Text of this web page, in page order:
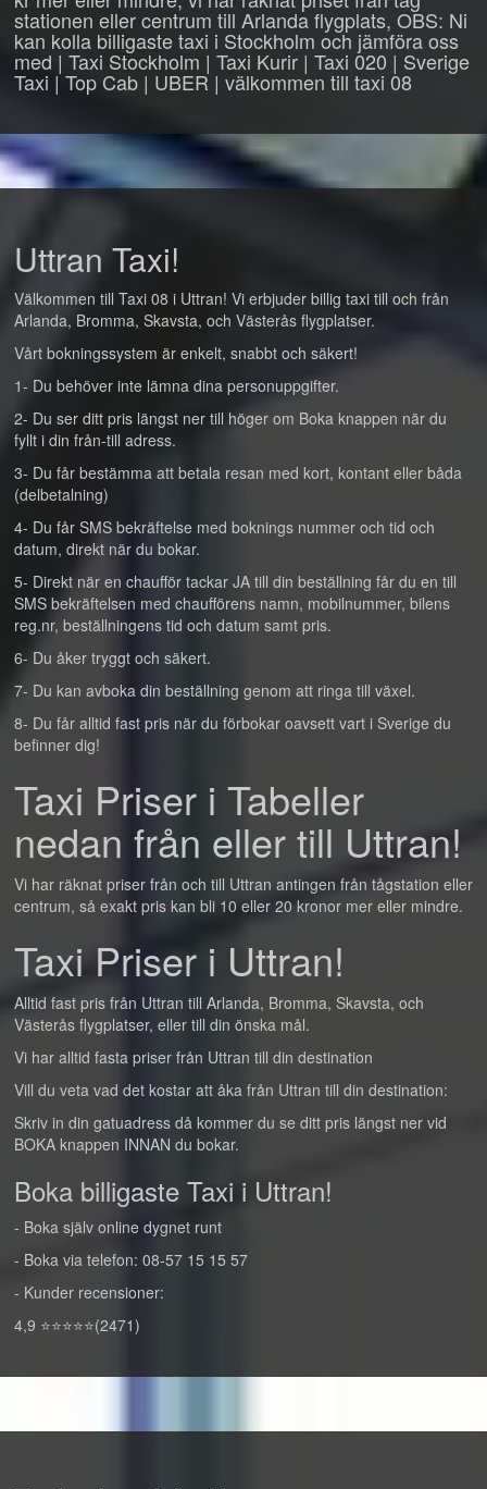
stationen eller centrum till Arlanda flygplats, OBS: Ni
kan kolla billigaste taxi i Stockholm och jämföra oss
med | Taxi Stockholm | Taxi Kurir | Taxi 020 | Sverige
Taxi | Top Cab | UBER | välkommen till taxi 08
Uttran Taxi!
Välkommen till Taxi 08 i Uttran! Vi erbjuder billig taxi till och från
Arlanda, Bromma, Skavsta, och Västerås flygplatser.
Vårt bokningssystem är enkelt, snabbt och säkert!
1- Du behöver inte lämna dina personuppgifter.
2- Du ser ditt pris längst ner till höger om Boka knappen när du
fyllt i din från-till adress.
3- Du får bestämma att betala resan med kort, kontant eller båda
(delbetalning)
4- Du får SMS bekräftelse med boknings nummer och tid och
datum, direkt när du bokar.
5- Direkt när en chaufför tackar JA till din beställning får du en till
SMS bekräftelsen med chaufförens namn, mobilnummer, bilens
reg.nr, beställningens tid och datum samt pris.
6- Du åker tryggt och säkert.
7- Du kan avboka din beställning genom att ringa till växel.
8- Du får alltid fast pris när du förbokar oavsett vart i Sverige du
befinner dig!
Taxi Priser i Tabeller
nedan från eller till Uttran!
Vi har räknat priser från och till Uttran antingen från tågstation eller
centrum, så exakt pris kan bli 10 eller 20 kronor mer eller mindre.
Taxi Priser i Uttran!
Alltid fast pris från Uttran till Arlanda, Bromma, Skavsta, och
Västerås flygplatser, eller till din önska mål.
Vi har alltid fasta priser från Uttran till din destination
Vill du veta vad det kostar att åka från Uttran till din destination:
Skriv in din gatuadress då kommer du se ditt pris längst ner vid
BOKA knappen INNAN du bokar.
Boka billigaste Taxi i Uttran!
- Boka själv online dygnet runt
- Boka via telefon: 08-57 15 15 57
- Kunder recensioner:
4,9 ⭐⭐⭐⭐⭐(2471)